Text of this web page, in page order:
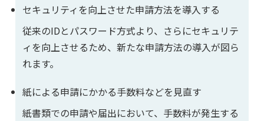
セキュリティを向上させた申請方法を導入する
従来のIDとパスワード方式より、さらにセキュリテ
ィを向上させるため、新たな申請方法の導入が図ら
れます。
紙による申請にかかる手数料などを見直す
紙書類での申請や届出において、手数料が発生する